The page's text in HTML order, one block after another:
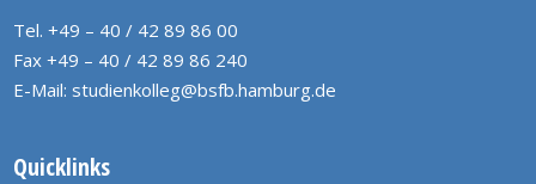
Tel. +49 – 40 / 42 89 86 00
Fax +49 – 40 / 42 89 86 240
E-Mail: studienkolleg@bsfb.hamburg.de
Quicklinks